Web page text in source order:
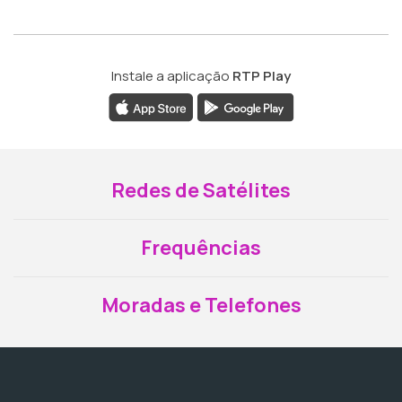
Instale a aplicação RTP Play
Redes de Satélites
Frequências
Moradas e Telefones